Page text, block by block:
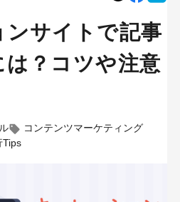
ンサイトで記事
？コツや注意
コンテンツマーケティング
Tips